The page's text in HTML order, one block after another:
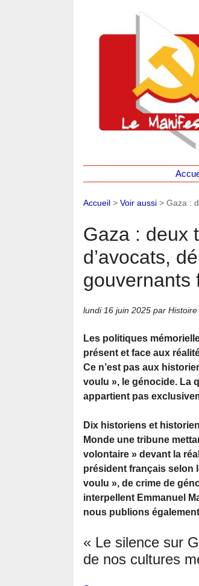
Accueil > Voir aussi > Gaza :
Gaza : deux
d’avocats,
gouvernants
lundi 16 juin 2025 par
Les politiques
présent et face aux
Ce n’est pas aux
voulu », le génocide. La
appartient pas
Dix historiens et
Monde une tribune
volontaire » devant la
président français selon
voulu », de crime de
interpellent Emmanuel
nous publions
« Le silence sur
de nos cultures